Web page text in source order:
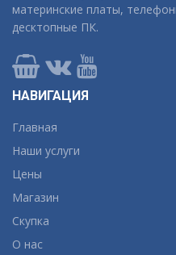
материнские платы,
десктопные ПК.
НАВИГАЦИЯ
Главная
Наши услуги
Цены
Магазин
Скупка
О нас